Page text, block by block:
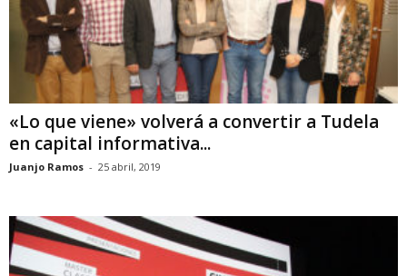
«Lo que viene» volverá a convertir a Tudela
en capital informativa...
Juanjo Ramos - 25 abril, 2019